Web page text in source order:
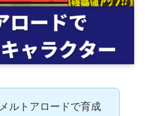
ルトアロードで育成